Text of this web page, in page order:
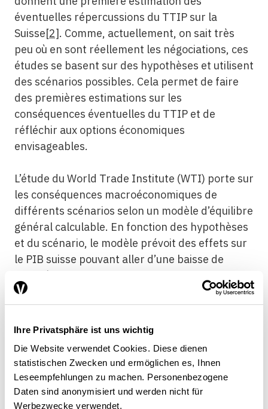
Ihre Privatsphäre ist uns wichtig
Die Website verwendet Cookies. Diese dienen
statistischen Zwecken und ermöglichen es, Ihnen
Leseempfehlungen zu machen. Personenbezogene
Daten sind anonymisiert und werden nicht für
Werbezwecke verwendet.
éventuelles répercussions du TTIP sur la
Suisse[2]. Comme, actuellement, on sait très
peu où en sont réellement les négociations, ces
études se basent sur des hypothèses et utilisent
des scénarios possibles. Cela permet de faire
des premières estimations sur les
conséquences éventuelles du TTIP et de
réfléchir aux options économiques
envisageables.
L’étude du World Trade Institute (WTI) porte sur
les conséquences macroéconomiques de
différents scénarios selon un modèle d’équilibre
général calculable. En fonction des hypothèses
et du scénario, le modèle prévoit des effets sur
le PIB suisse pouvant aller d’une baisse de
0,5 % à une hausse de 2,9 % en 2030. Les
conséquences potentielles dans les domaines
des services, des investissements directs et des
marchés publics sont également analysées.
s’intéresse aux éventuelles répercussions des
règles d’origine convenues dans le TTIP sur les
principaux secteurs d’exportation suisses. Ces
règles pourraient désavantager les instruments